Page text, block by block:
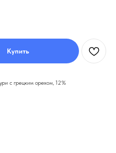
Купить
с грецким орехом, 12%